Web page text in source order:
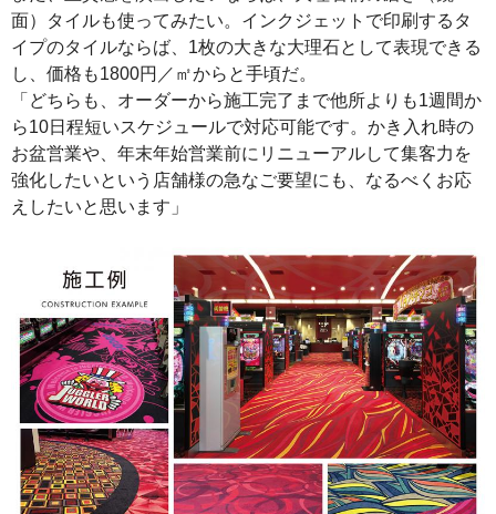
面）タイルも使ってみたい。インクジェットで印刷するタ
イプのタイルならば、1枚の大きな大理石として表現できる
し、価格も1800円／㎡からと手頃だ。
「どちらも、オーダーから施工完了まで他所よりも1週間か
ら10日程短いスケジュールで対応可能です。かき入れ時の
お盆営業や、年末年始営業前にリニューアルして集客力を
強化したいという店舗様の急なご要望にも、なるべくお応
えしたいと思います」